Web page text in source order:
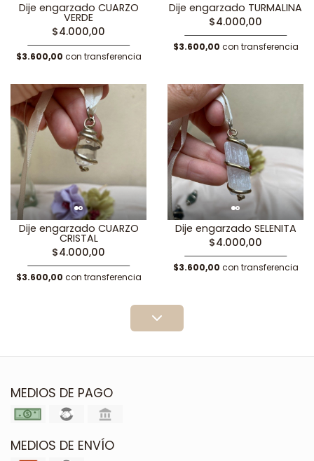
Dije engarzado CUARZO
VERDE
$4.000,00
$3.600,00 con transferencia
Dije engarzado TURMALINA
$4.000,00
$3.600,00 con transferencia
Dije engarzado CUARZO
CRISTAL
$4.000,00
$3.600,00 con transferencia
Dije engarzado SELENITA
$4.000,00
$3.600,00 con transferencia
MEDIOS DE PAGO
MEDIOS DE ENVÍO